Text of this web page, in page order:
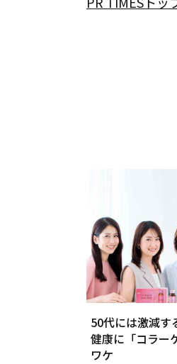
50代には激減す
健康に「コラー
ワケ